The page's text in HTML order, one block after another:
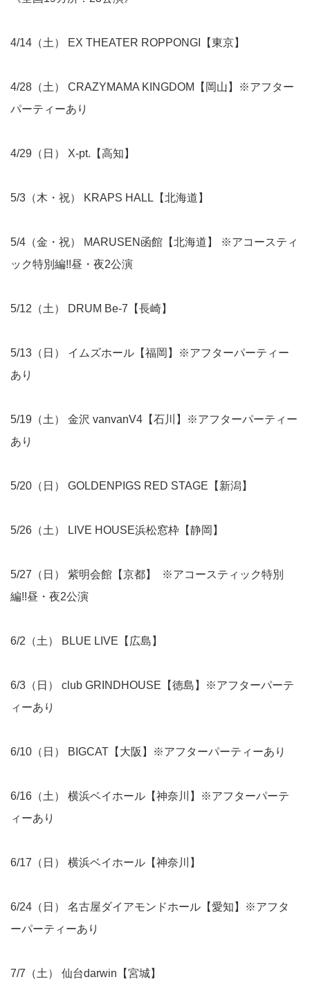
4/14（土） EX THEATER ROPPONGI【東京】
4/28（土） CRAZYMAMA KINGDOM【岡山】※アフター
パーティーあり
4/29（日） X-pt.【高知】
5/3（木・祝） KRAPS HALL【北海道】
5/4（金・祝） MARUSEN函館【北海道】 ※アコースティ
ック特別編!!昼・夜2公演
5/12（土） DRUM Be-7【長崎】
5/13（日） イムズホール【福岡】※アフターパーティー
あり
5/19（土） 金沢 vanvanV4【石川】※アフターパーティー
あり
5/20（日） GOLDENPIGS RED STAGE【新潟】
5/26（土） LIVE HOUSE浜松窓枠【静岡】
5/27（日） 紫明会館【京都】 ※アコースティック特別
編!!昼・夜2公演
6/2（土） BLUE LIVE【広島】
6/3（日） club GRINDHOUSE【徳島】※アフターパーテ
ィーあり
6/10（日） BIGCAT【大阪】※アフターパーティーあり
6/16（土） 横浜ベイホール【神奈川】※アフターパーテ
ィーあり
6/17（日） 横浜ベイホール【神奈川】
6/24（日） 名古屋ダイアモンドホール【愛知】※アフタ
ーパーティーあり
7/7（土） 仙台darwin【宮城】